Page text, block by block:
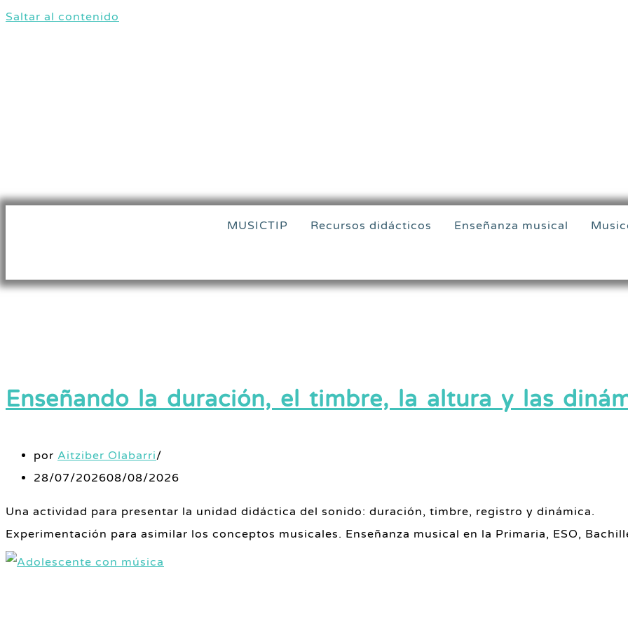
Saltar al contenido
MUSICTIP Recursos didácticos Enseñanza musical
Enseñando la duración, el timbre, la altura y las
por Aitziber Olabarri
28/07/202608/08/2026
Una actividad para presentar la unidad didáctica del sonido: duración, timbre, registro y dinámica.
Experimentación para asimilar los conceptos musicales. Enseñanza musical en la Primaria, ESO,